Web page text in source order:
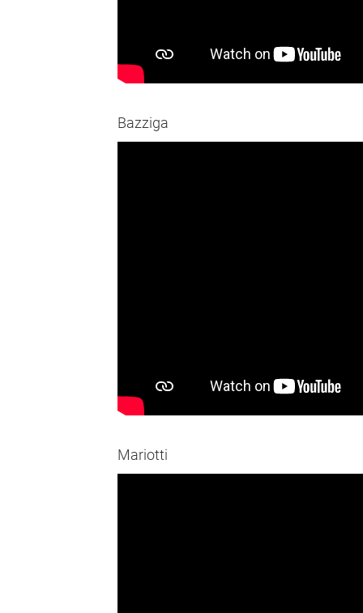
Bazziga
Mariotti